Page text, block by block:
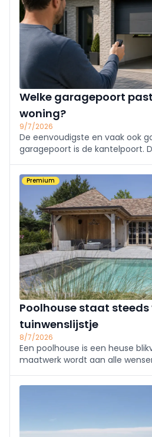
Welke garagepoort
woning?
9/7/2026
De eenvoudigste en vaak ook
garagepoort is de kantelpoort.
horizontaal langs het plafond
binnen. Een kantelpoort is in
Premium
Poolhouse staat steeds
tuinwenslijstje
8/7/2026
Een poolhouse is een heuse
maatwerk wordt aan alle
partyhuis of complete